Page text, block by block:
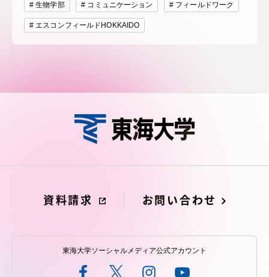
生物学部 コミュニケーション フィールドワーク
エスコンフィールドHOKKAIDO
資料請求 お問い合わせ
東海大学ソーシャルメディア公式アカウント